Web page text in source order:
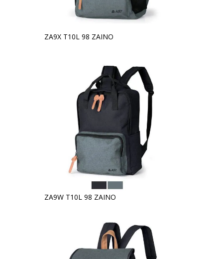
ZA9X T10L 98 ZAINO
ZA9W T10L 98 ZAINO